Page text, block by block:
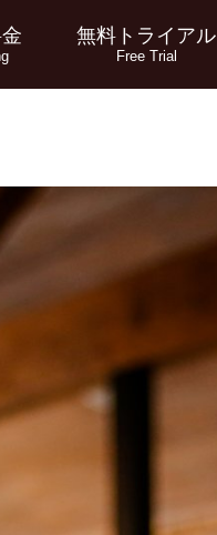
無料トライアル
Free Trial